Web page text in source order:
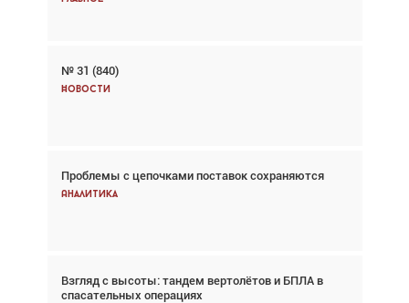
№ 31 (840)
Новости
Проблемы с цепочками поставок сохраняются
Аналитика
Взгляд с высоты: тандем вертолётов и БПЛА в
спасательных операциях
Авиационный фотограф Дэйв Кох: «Фотография
говорит сама за себя... а ИИ всё портит»
Впервые с 2024 года глобальный трафик
снижается три недели подряд
Частный самолёт – это актив. Подходите к
покупке соответствующим образом